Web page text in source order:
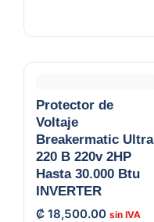
Protector de
Voltaje
Breakermatic Ultra
220 B 220v 2HP
Hasta 30.000 Btu
INVERTER
₡ 18,500.00